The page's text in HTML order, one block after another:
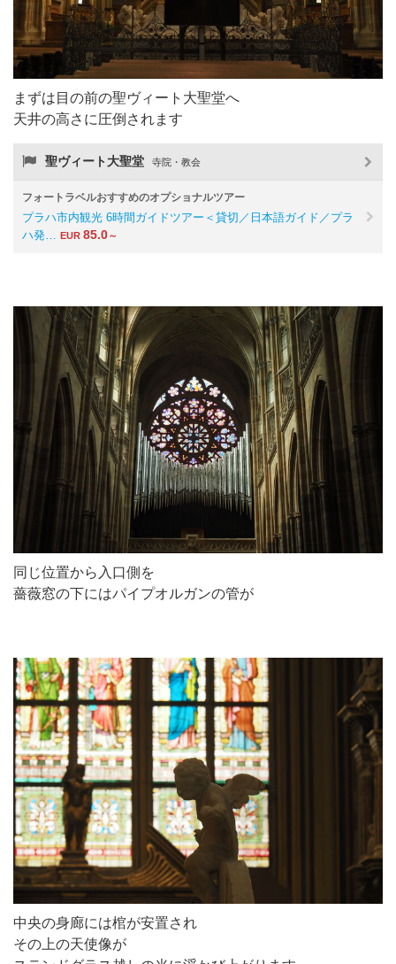
まずは目の前の聖ヴィート大聖堂へ
天井の高さに圧倒されます
聖ヴィート大聖堂 寺院・教会
フォートラベルおすすめのオプショナルツアー
プラハ市内観光 6時間ガイドツアー＜貸切／日本語ガイド／プラ
ハ発… EUR 85.0～
同じ位置から入口側を
薔薇窓の下にはパイプオルガンの管が
中央の身廊には棺が安置され
その上の天使像が